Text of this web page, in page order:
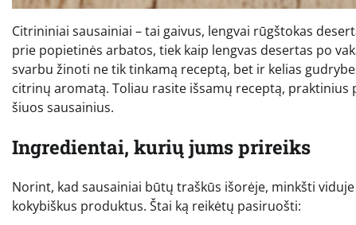
Citrininiai sausainiai – tai gaivus, lengvai rūgštokas
prie popietinės arbatos, tiek kaip lengvas desertas po
svarbu žinoti ne tik tinkamą receptą, bet ir kelias
citrinų aromatą. Toliau rasite išsamų receptą,
šiuos sausainius.
Ingredientai, kurių jums prireiks
Norint, kad sausainiai būtų traškūs išorėje, minkšti
kokybiškus produktus. Štai ką reikėtų pasiruošti: